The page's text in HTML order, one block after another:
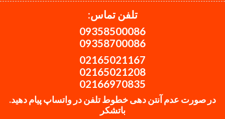
تلفن تماس:
09358500086
09358700086
02165021167
02165021208
02166970835
در صورت عدم آنتن دهی خطوط تلفن در واتساپ پیام دهید.
باتشکر